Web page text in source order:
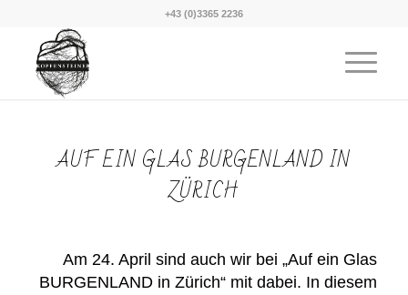
+43 (0)3365 2236
AUF EIN GLAS BURGENLAND IN
ZÜRICH
Am 24. April sind auch wir bei „Auf ein Glas
BURGENLAND in Zürich“ mit dabei. In diesem